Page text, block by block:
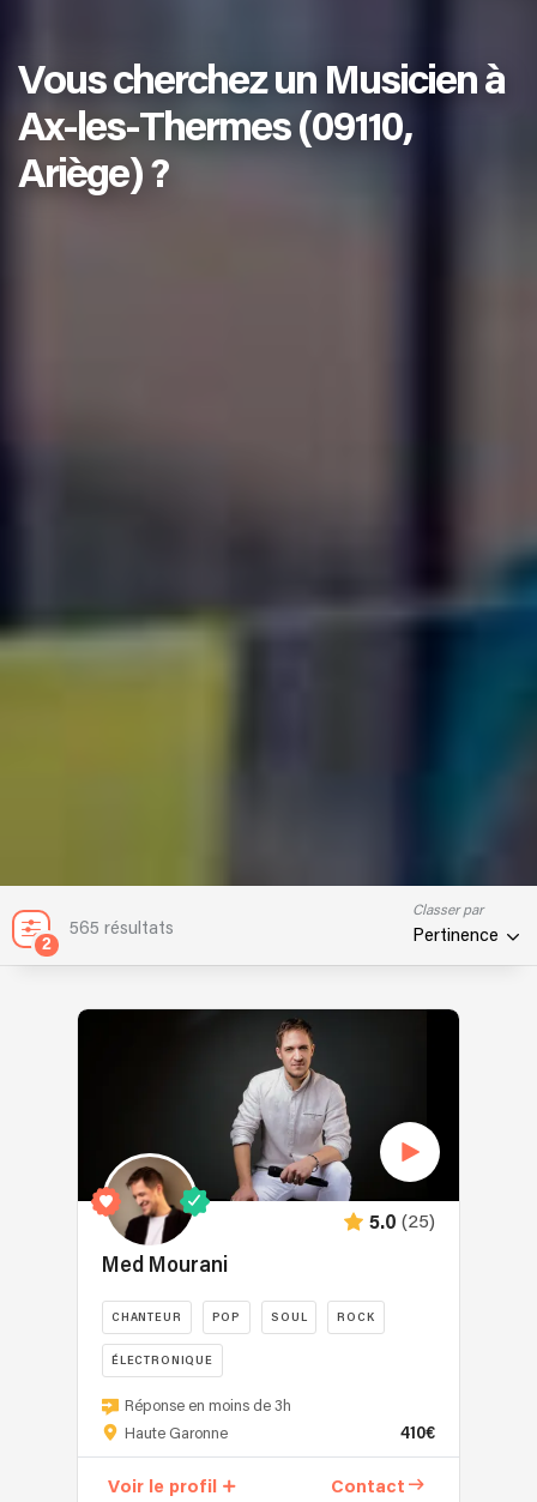
Vous cherchez un Musicien à
Ax-les-Thermes (09110,
Ariège) ?
2
565 résultats
Classer par
Pertinence
5.0 (25)
Med Mourani
CHANTEUR POP SOUL ROCK
ÉLECTRONIQUE
Med
Mourani
Réponse en moins de 3h
Haute Garonne
410€
Voir le profil Contact